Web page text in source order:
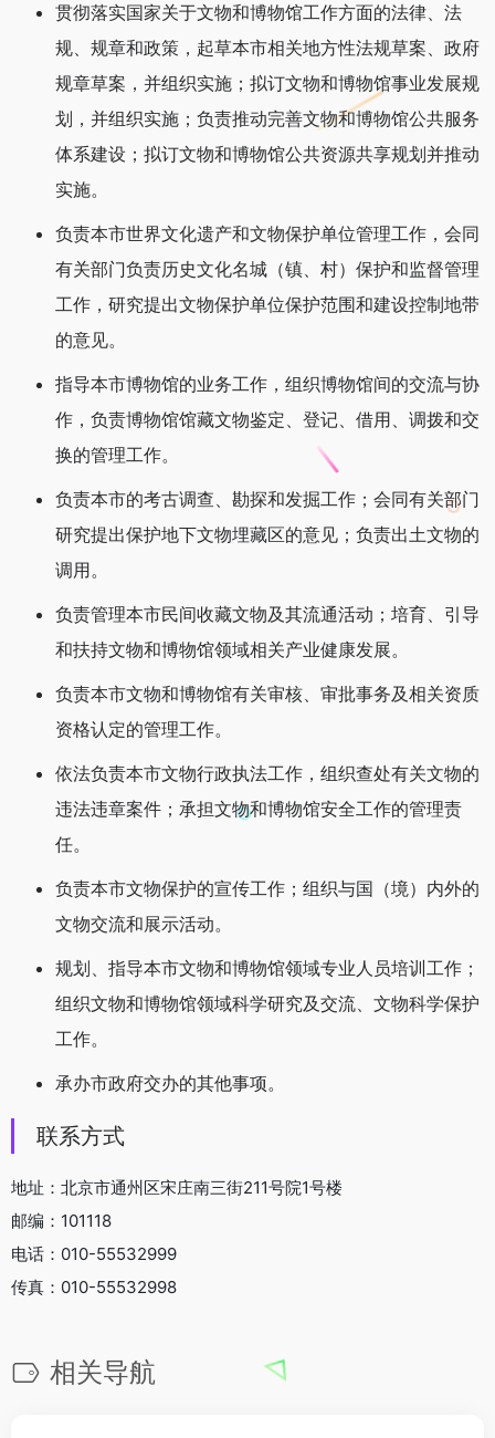
贯彻落实国家关于文物和博物馆工作方面的法律、法
规、规章和政策，起草本市相关地方性法规草案、政府
规章草案，并组织实施；拟订文物和博物馆事业发展规
划，并组织实施；负责推动完善文物和博物馆公共服务
体系建设；拟订文物和博物馆公共资源共享规划并推动
实施。
负责本市世界文化遗产和文物保护单位管理工作，会同
有关部门负责历史文化名城（镇、村）保护和监督管理
工作，研究提出文物保护单位保护范围和建设控制地带
的意见。
指导本市博物馆的业务工作，组织博物馆间的交流与协
作，负责博物馆馆藏文物鉴定、登记、借用、调拨和交
换的管理工作。
负责本市的考古调查、勘探和发掘工作；会同有关部门
研究提出保护地下文物埋藏区的意见；负责出土文物的
调用。
负责管理本市民间收藏文物及其流通活动；培育、引导
和扶持文物和博物馆领域相关产业健康发展。
负责本市文物和博物馆有关审核、审批事务及相关资质
资格认定的管理工作。
依法负责本市文物行政执法工作，组织查处有关文物的
违法违章案件；承担文物和博物馆安全工作的管理责
任。
负责本市文物保护的宣传工作；组织与国（境）内外的
文物交流和展示活动。
规划、指导本市文物和博物馆领域专业人员培训工作；
组织文物和博物馆领域科学研究及交流、文物科学保护
工作。
承办市政府交办的其他事项。
联系方式
地址：北京市通州区宋庄南三街211号院1号楼
邮编：101118
电话：010-55532999
传真：010-55532998
相关导航